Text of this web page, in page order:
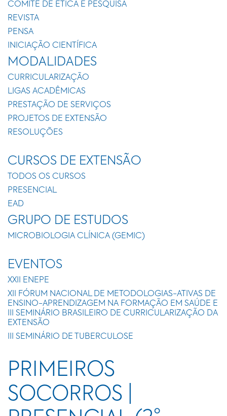
COMITÊ DE ÉTICA E PESQUISA
REVISTA
PENSA
INICIAÇÃO CIENTÍFICA
MODALIDADES
CURRICULARIZAÇÃO
LIGAS ACADÊMICAS
PRESTAÇÃO DE SERVIÇOS
PROJETOS DE EXTENSÃO
RESOLUÇÕES
CURSOS DE EXTENSÃO
TODOS OS CURSOS
PRESENCIAL
EAD
GRUPO DE ESTUDOS
MICROBIOLOGIA CLÍNICA (GEMIC)
EVENTOS
XXII ENEPE
XII FÓRUM NACIONAL DE METODOLOGIAS-ATIVAS DE
ENSINO-APRENDIZAGEM NA FORMAÇÃO EM SAÚDE E
III SEMINÁRIO BRASILEIRO DE CURRICULARIZAÇÃO DA
EXTENSÃO
III SEMINÁRIO DE TUBERCULOSE
PRIMEIROS
SOCORROS |